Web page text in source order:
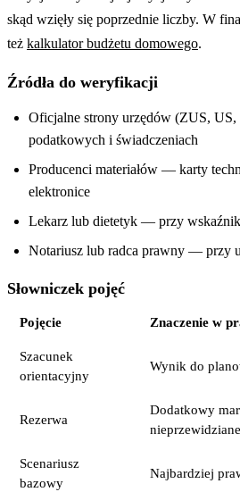
skąd wzięły się poprzednie liczby. W
też kalkulator budżetu domowego.
Źródła do weryfikacji
Oficjalne strony urzędów (ZUS,
podatkowych i świadczeniach
Producenci materiałów — karty
elektronice
Lekarz lub dietetyk — przy
Notariusz lub radca prawny — przy
Słowniczek pojęć
Pojęcie Znaczenie w
Szacunek
orientacyjny
Wynik do
Rezerwa
Dodatkowy
Scenariusz
bazowy
Najbardziej